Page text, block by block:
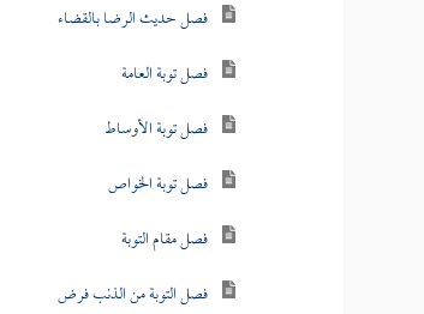
فصل حديث الرضا بالقضاء
فصل توبة العامة
فصل توبة الأوساط
فصل توبة الخواص
فصل مقام التوبة
فصل التوبة من الذنب فرض